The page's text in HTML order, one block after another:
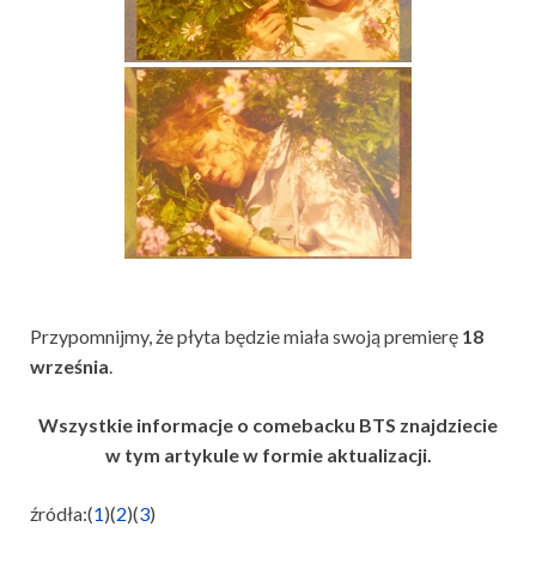
Przypomnijmy, że płyta będzie miała swoją premierę 18
września.
Wszystkie informacje o comebacku BTS znajdziecie
w tym artykule w formie aktualizacji.
źródła:(1)(2)(3)